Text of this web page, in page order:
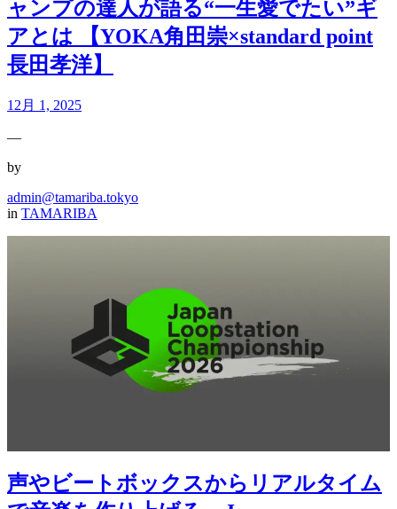
ャンプの達人が語る“一生愛でたい”ギ
アとは 【YOKA角田崇×standard point
長田孝洋】
12月 1, 2025
—
by
admin@tamariba.tokyo
in TAMARIBA
声やビートボックスからリアルタイム